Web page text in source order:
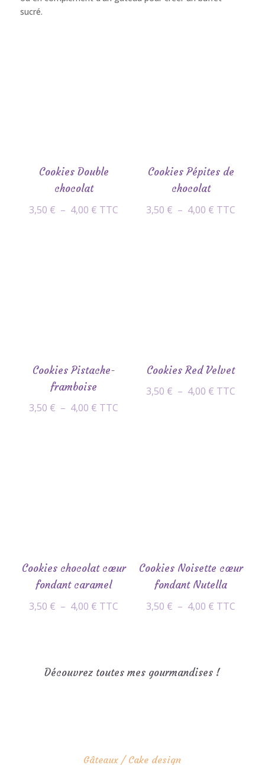
sucré.
Cookies Double
chocolat
3,50 € – 4,00 € Plage
TTC
Cookies Pépites de
chocolat
3,50 € – 4,00 € Plage
TTC
Cookies Pistache-
framboise
3,50 € – 4,00 € Plage
TTC
Cookies Red Velvet
3,50 € – 4,00 € Plage
TTC
Cookies chocolat cœur
fondant caramel
3,50 € – 4,00 € Plage
à
TTC
Cookies Noisette cœur
fondant Nutella
3,50 € – 4,00 € Plage
à
TTC
Découvrez toutes mes gourmandises !
Gâteaux / Cake design